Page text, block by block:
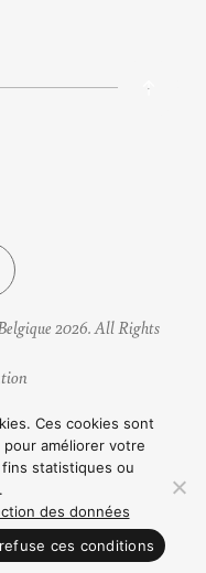
2026. All Rights
Design by eteamsys
Ces cookies sont
améliorer votre
statistiques ou
des données
ces conditions